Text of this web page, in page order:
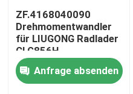
Über uns
Fabrik-Ausflug
Qualitätskontrolle
ZF.4168040090
Drehmomentwandler
für LIUGONG Radlader
CLG856H、
CLG862H、
CLG870H、CLG886H
Getriebe 4WG200、
Anfrage absenden